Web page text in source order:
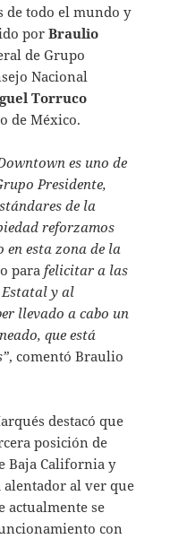
de todo el mundo y
porBraulio
de Grupo
Nacional
Torruco
de México.
es uno de
Presidente,
de la
reforzamos
en esta zona de la
para felicitar a las
Estatal y al
llevado a cabo un
que está
, comentó Braulio
destacó que
posición de
Baja California y
al ver que
actualmente se
con